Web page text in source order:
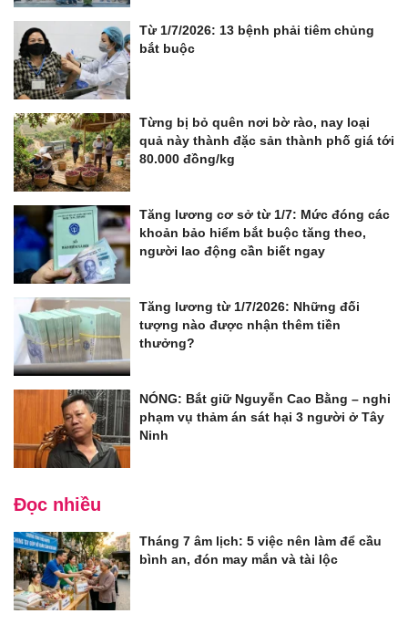
Từ 1/7/2026: 13 bệnh phải tiêm chủng
bắt buộc
Từng bị bỏ quên nơi bờ rào, nay loại
quả này thành đặc sản thành phố giá tới
80.000 đồng/kg
Tăng lương cơ sở từ 1/7: Mức đóng các
khoản bảo hiểm bắt buộc tăng theo,
người lao động cần biết ngay
Tăng lương từ 1/7/2026: Những đối
tượng nào được nhận thêm tiền
thưởng?
NÓNG: Bắt giữ Nguyễn Cao Bằng – nghi
phạm vụ thảm án sát hại 3 người ở Tây
Ninh
Đọc nhiều
Tháng 7 âm lịch: 5 việc nên làm để cầu
bình an, đón may mắn và tài lộc